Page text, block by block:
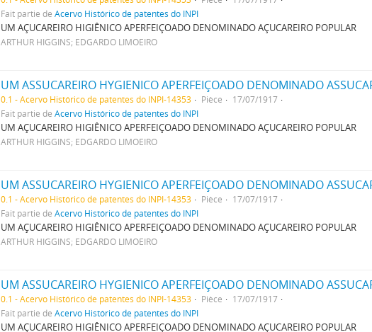
Fait partie deAcervo Histórico de patentes do INPI
UM AÇUCAREIRO HIGIÊNICO APERFEIÇOADO DENOMINADO AÇUCAREIRO POPULAR
ARTHUR HIGGINS; EDGARDO LIMOEIRO
UM ASSUCAREIRO HYGIENICO APERFEIÇOADO DENOMINADO
0.1 - Acervo Histórico de patentes do INPI-14353 Pièce
17/07/1917
Fait partie deAcervo Histórico de patentes do INPI
UM AÇUCAREIRO HIGIÊNICO APERFEIÇOADO DENOMINADO AÇUCAREIRO POPULAR
ARTHUR HIGGINS; EDGARDO LIMOEIRO
UM ASSUCAREIRO HYGIENICO APERFEIÇOADO DENOMINADO
0.1 - Acervo Histórico de patentes do INPI-14353 Pièce
17/07/1917
Fait partie deAcervo Histórico de patentes do INPI
UM AÇUCAREIRO HIGIÊNICO APERFEIÇOADO DENOMINADO AÇUCAREIRO POPULAR
ARTHUR HIGGINS; EDGARDO LIMOEIRO
UM ASSUCAREIRO HYGIENICO APERFEIÇOADO DENOMINADO
0.1 - Acervo Histórico de patentes do INPI-14353 Pièce
17/07/1917
Fait partie deAcervo Histórico de patentes do INPI
UM AÇUCAREIRO HIGIÊNICO APERFEIÇOADO DENOMINADO AÇUCAREIRO POPULAR